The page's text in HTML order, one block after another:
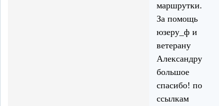
маршрутки.
За помощь
юзеру_ф и
ветерану
Александру
большое
спасибо! по
ссылкам